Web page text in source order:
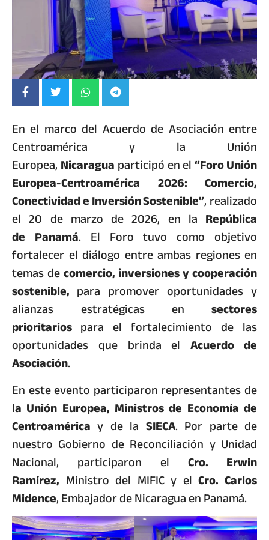
En el marco del Acuerdo de Asociación entre
Centroamérica y la Unión
Europea,Nicaraguaparticipó en el“Foro Unión
Europea-Centroamérica 2026: Comercio,
Conectividad e Inversión Sostenible”, realizado
el 20 de marzo de 2026, en la República
de Panamá. El Foro tuvo como objetivo
fortalecer el diálogo entre ambas regiones en
temas decomercio, inversiones y cooperación
sostenible, para promover oportunidades y
alianzas estratégicas en sectores
prioritarios para el fortalecimiento de las
oportunidades que brinda elAcuerdo de
Asociación.
En este evento participaron representantes de
la Unión Europea, Ministros de Economía de
Centroamérica y de la SIECA. Por parte de
nuestro Gobierno de Reconciliación y Unidad
Nacional, participaron el Cro. Erwin
Ramírez, Ministro del MIFIC y elCro. Carlos
Midence, Embajador de Nicaragua en Panamá.